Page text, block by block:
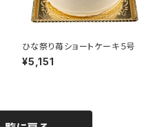
ひな祭り苺ショートケーキ５号
¥5,151